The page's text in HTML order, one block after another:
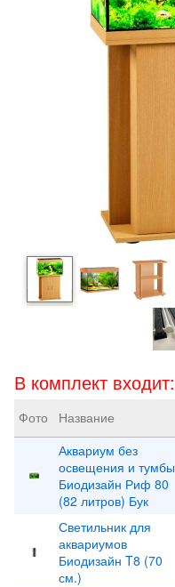
В комплект входит:
Фото Название
Аквариум без
освещения и тумбы
Биодизайн Риф 80
(82 литров) Бук
Светильник для
аквариумов
Биодизайн T8 (70
см.)